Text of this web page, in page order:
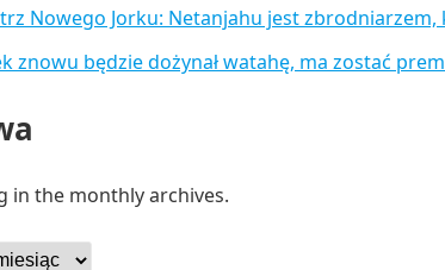
Nowego Jorku: Netanjahu jest
znowu będzie dożynał watahę, ma zostać
in the monthly archives.